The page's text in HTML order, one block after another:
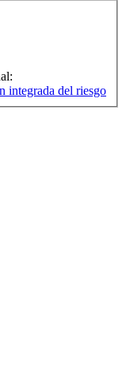
integrada del riesgo